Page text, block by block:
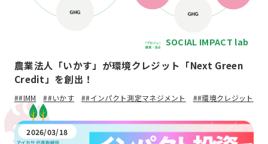
SOCIAL IMPACT lab
農業法人「いかす」が環境クレジット「Next Green
Credit」を創出！
##IMM ##いかす ##インパクト測定マネジメント ##環境クレジット
2026/03/18